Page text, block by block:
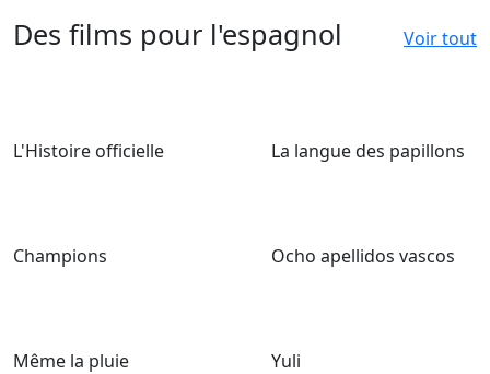
Des films pour l'espagnol Voir tout
L'Histoire officielle La langue des papillons
Champions Ocho apellidos vascos
Même la pluie Yuli